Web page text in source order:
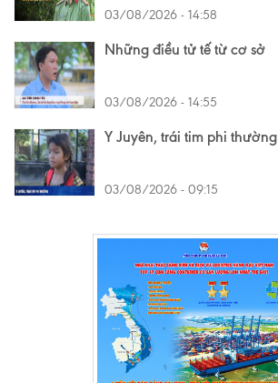
03/08/2026 - 14:58
Những điều tử tế từ cơ sở
03/08/2026 - 14:55
Y Juyên, trái tim phi thường
03/08/2026 - 09:15